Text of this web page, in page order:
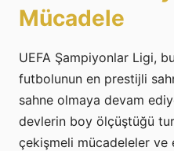
Mücadele
UEFA Şampiyonlar Ligi,
futbolunun en prestijli
sahne olmaya devam
devlerin boy ölçüştüğü
çekişmeli mücadeleler ve